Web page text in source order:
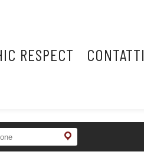
RESPECT CONTATTI